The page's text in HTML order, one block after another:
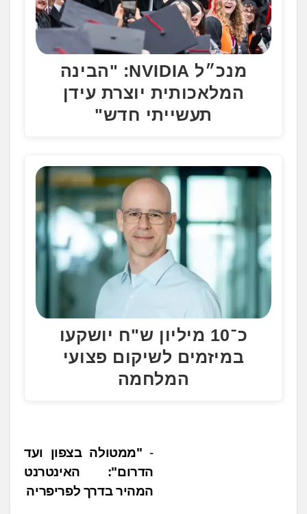
מנכ״ל NVIDIA: "הבינה
המלאכותית יוצרת עידן
תעשייתי חדש"
כ־10 מיליון ש"ח יושקעו
במיזמים לשיקום פצועי
המלחמה
"ממטולה בצפון ועד
הדרום": האינטרנט
המהיר בדרך לפריפריה